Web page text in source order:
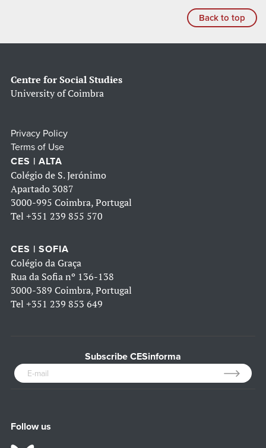
Back to top
Centre for Social Studies
University of Coimbra
Privacy Policy
Terms of Use
CES | ALTA
Colégio de S. Jerónimo
Apartado 3087
3000-995 Coimbra, Portugal
Tel +351 239 855 570
CES | SOFIA
Colégio da Graça
Rua da Sofia nº 136-138
3000-389 Coimbra, Portugal
Tel +351 239 853 649
Subscribe CESinforma
Follow us